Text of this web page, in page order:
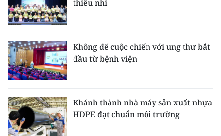
thiếu nhi
Không để cuộc chiến với ung thư bắt
đầu từ bệnh viện
Khánh thành nhà máy sản xuất nhựa
HDPE đạt chuẩn môi trường